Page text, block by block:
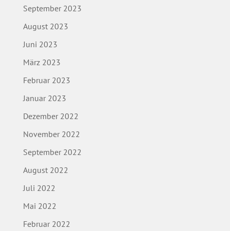
September 2023
August 2023
Juni 2023
März 2023
Februar 2023
Januar 2023
Dezember 2022
November 2022
September 2022
August 2022
Juli 2022
Mai 2022
Februar 2022